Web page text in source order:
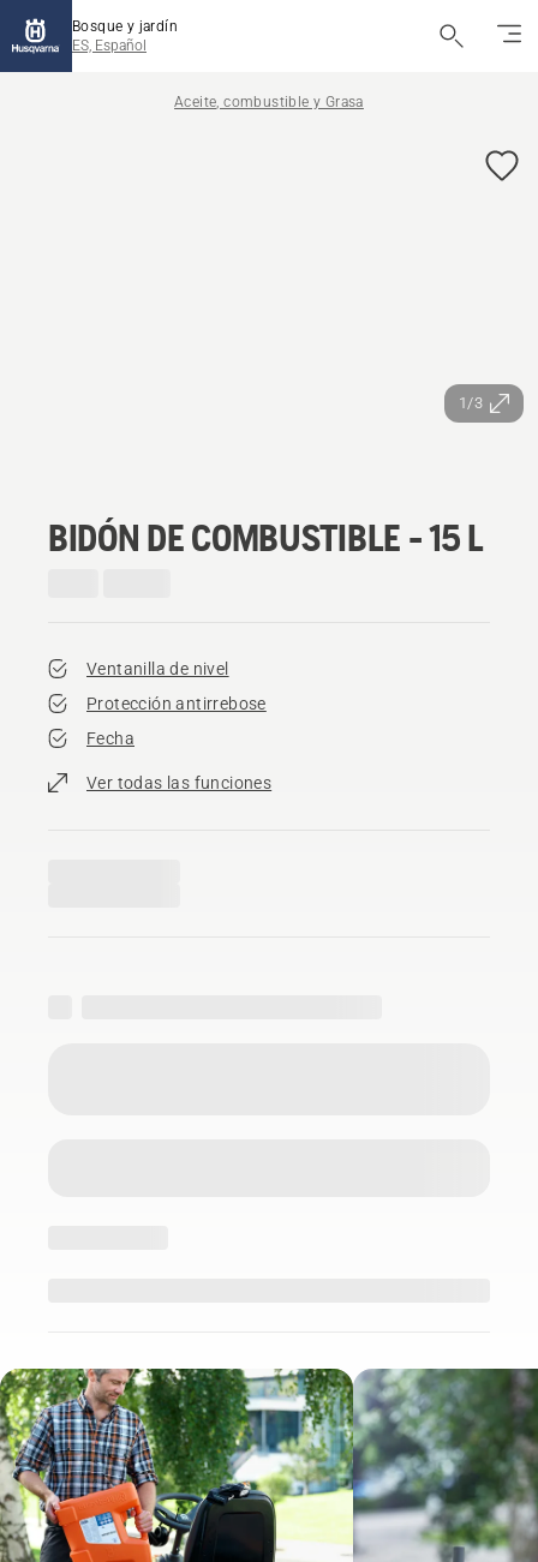
Bosque y jardín
ES, Español
Aceite, combustible y Grasa
1/3
BIDÓN DE COMBUSTIBLE - 15 L
Ventanilla de nivel
Protección antirrebose
Fecha
Ver todas las funciones